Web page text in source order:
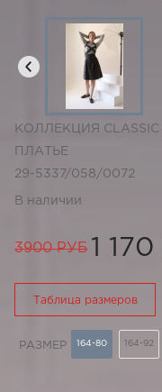
КОЛЛЕКЦИЯ CLASSIC
ПЛАТЬЕ
29-5337/058/0072
В наличии
3900 РУБ 1
Таблица размеров
РАЗМЕР 164-80 164-92